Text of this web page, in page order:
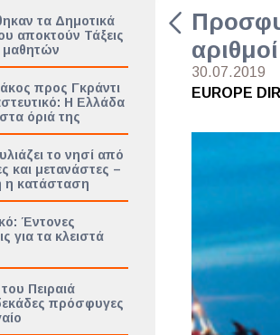
τα Δημοτικά
αποκτούν Τάξεις
προς Γκράντι
Η Ελλάδα
όριά της
το νησί από
και μετανάστες –
η κατάσταση
Έντονες
για τα κλειστά
Πειραιά
πρόσφυγες
αριθμοί
30.07.2019
EUROPE